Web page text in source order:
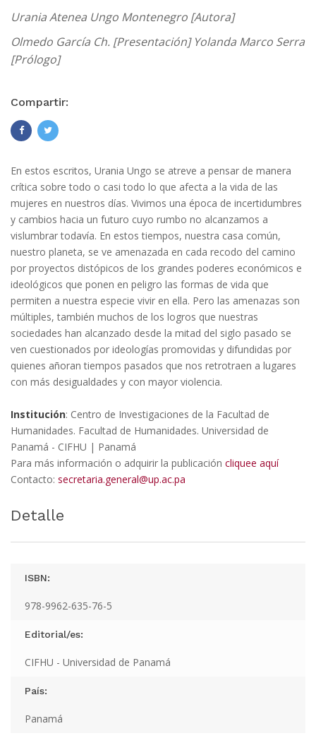
Urania Atenea Ungo Montenegro [Autora]
Olmedo García Ch. [Presentación] Yolanda Marco Serra
[Prólogo]
Compartir:
En estos escritos, Urania Ungo se atreve a pensar de manera
crítica sobre todo o casi todo lo que afecta a la vida de las
mujeres en nuestros días. Vivimos una época de incertidumbres
y cambios hacia un futuro cuyo rumbo no alcanzamos a
vislumbrar todavía. En estos tiempos, nuestra casa común,
nuestro planeta, se ve amenazada en cada recodo del camino
por proyectos distópicos de los grandes poderes económicos e
ideológicos que ponen en peligro las formas de vida que
permiten a nuestra especie vivir en ella. Pero las amenazas son
múltiples, también muchos de los logros que nuestras
sociedades han alcanzado desde la mitad del siglo pasado se
ven cuestionados por ideologías promovidas y difundidas por
quienes añoran tiempos pasados que nos retrotraen a lugares
con más desigualdades y con mayor violencia.
Institución: Centro de Investigaciones de la Facultad de
Humanidades. Facultad de Humanidades. Universidad de
Panamá - CIFHU | Panamá
Para más información o adquirir la publicación cliquee aquí
Contacto: secretaria.general@up.ac.pa
Detalle
ISBN:
978-9962-635-76-5
Editorial/es:
CIFHU - Universidad de Panamá
País:
Panamá